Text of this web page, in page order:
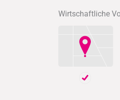
Wirtschaftliche